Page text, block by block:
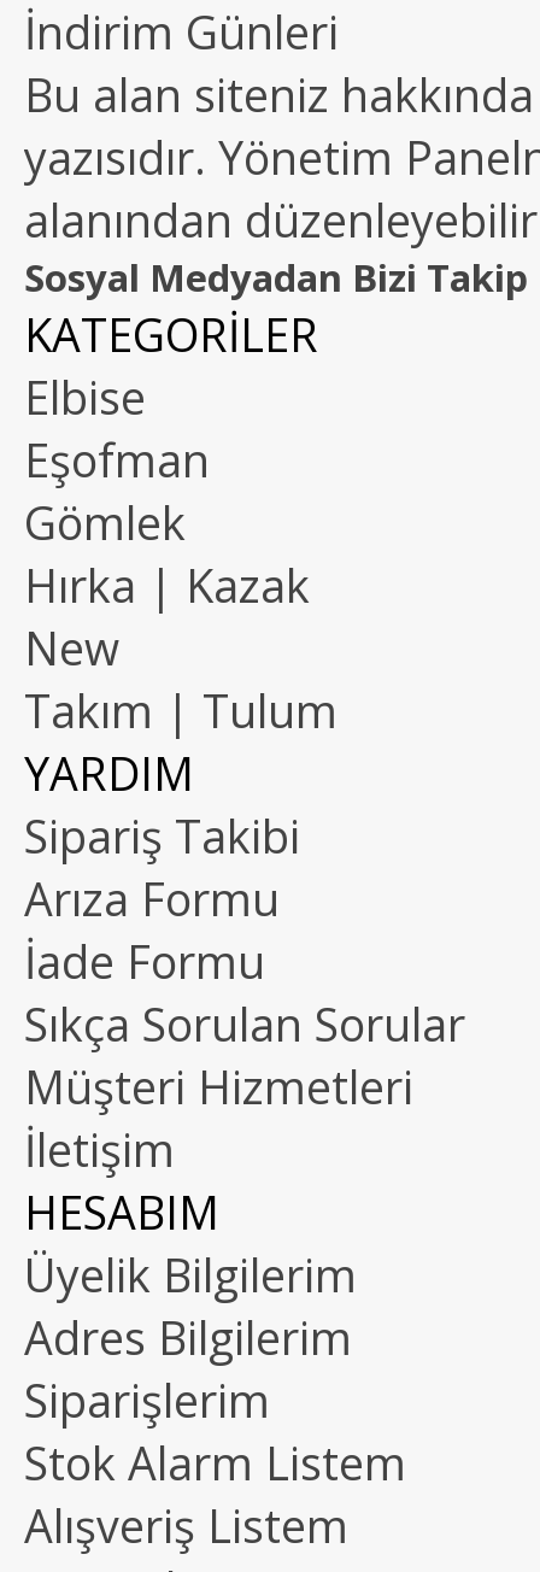
İndirim Günleri
Bu alan siteniz
yazısıdır. Yönetim
alanından
Sosyal Medyadan Bizi Takip
KATEGORİLER
Elbise
Eşofman
Gömlek
Hırka | Kazak
New
Takım | Tulum
YARDIM
Sipariş Takibi
Arıza Formu
İade Formu
Sıkça Sorulan Sorular
Müşteri Hizmetleri
İletişim
HESABIM
Üyelik Bilgilerim
Adres Bilgilerim
Siparişlerim
Stok Alarm Listem
Alışveriş Listem